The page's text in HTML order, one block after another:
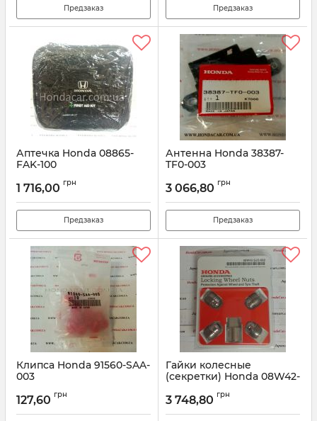
Предзаказ Предзаказ
Аптечка Honda 08865-
FAK-100
1 716,00 грн
Предзаказ
Антенна Honda 38387-
TF0-003
3 066,80 грн
Предзаказ
Клипса Honda 91560-SAA-
003
127,60 грн
Гайки колесные
(секретки) Honda 08W42-
Артикул: 08W42SJD602
3 748,80 грн